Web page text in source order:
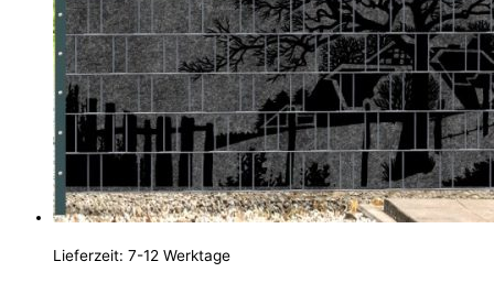
Lieferzeit: 7-12 Werktage